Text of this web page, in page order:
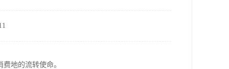
地的流转使命。